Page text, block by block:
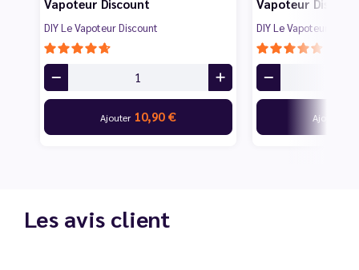
Vapoteur Discount
DIY Le Vapoteur Discount
Ajouter 10,90 €
Vapoteur
DIY Le Vapoteur
Ajouter
Les avis client